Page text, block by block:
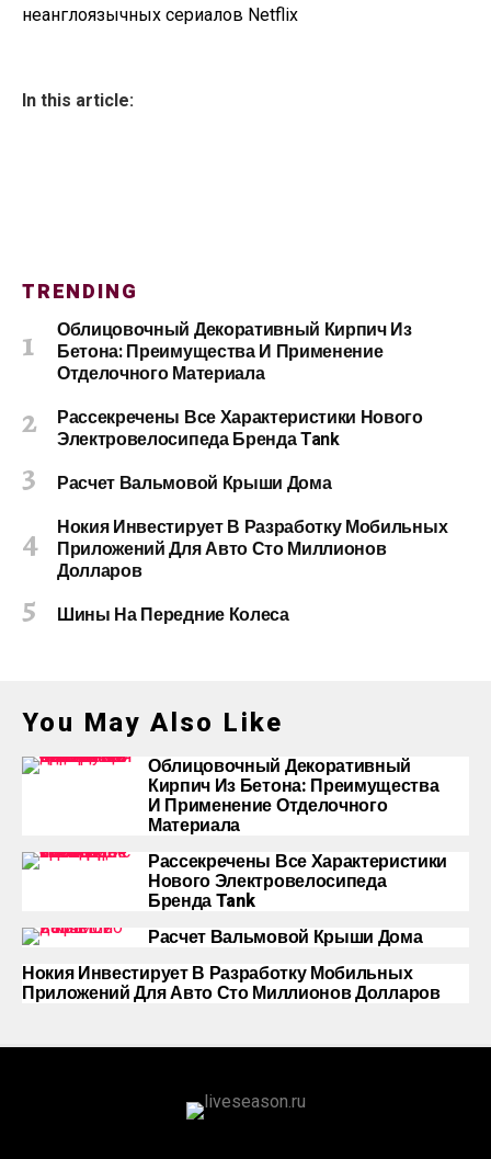
неанглоязычных сериалов Netflix
In this article:
TRENDING
Облицовочный Декоративный Кирпич Из
Бетона: Преимущества И Применение
Отделочного Материала
Рассекречены Все Характеристики Нового
Электровелосипеда Бренда Tank
Расчет Вальмовой Крыши Дома
Нокия Инвестирует В Разработку Мобильных
Приложений Для Авто Сто Миллионов
Долларов
Шины На Передние Колеса
You May Also Like
Облицовочный Декоративный
Кирпич Из Бетона: Преимущества
И Применение Отделочного
Материала
Рассекречены Все Характеристики
Нового Электровелосипеда
Бренда Tank
Расчет Вальмовой Крыши Дома
Нокия Инвестирует В Разработку Мобильных
Приложений Для Авто Сто Миллионов Долларов